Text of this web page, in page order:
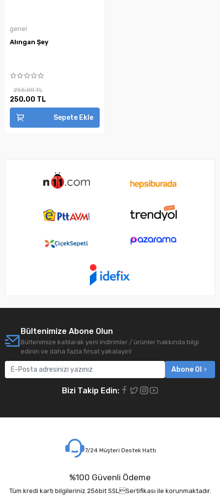
genel
Alıngan Şey
255,00 TL
250,00 TL
Sepete Ekle
Bültenimize Abone Olun
Bültenimize katılarak yeni indirimler / ürünler hakkında bilgi
edinin ve daha fazla fırsat yakalayın!
Abone Ol
Bizi Takip Edin:
7/24 Müşteri Destek Hattı
%100 Güvenli Ödeme
Tüm kredi kartı bilgileriniz 256bit SSLSertifikası ile korunmaktadır.